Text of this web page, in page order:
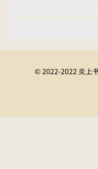
© 2022-2022 炎上